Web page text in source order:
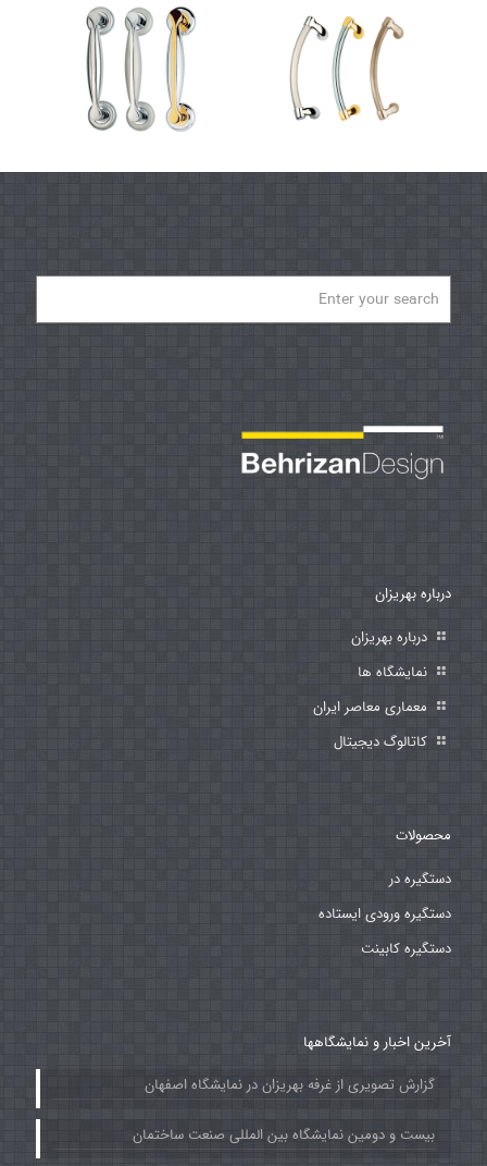
درباره بهریزان
درباره بهریزان
نمایشگاه ها
معماری معاصر ایران
کاتالوگ دیجیتال
محصولات
دستگیره در
دستگیره ورودی ایستاده
دستگیره کابینت
آخرین اخبار و نمایشگاهها
گزارش تصویری از غرفه بهریزان در نمایشگاه اصفهان
بیست و دومین نمایشگاه بین المللی صنعت ساختمان